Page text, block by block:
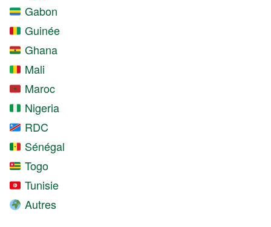
Gabon
Guinée
Ghana
Mali
Maroc
Nigeria
RDC
Sénégal
Togo
Tunisie
Autres